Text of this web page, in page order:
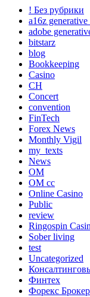
! Без рубрики
a16z generative
adobe
bitstarz
blog
Bookkeeping
Casino
CH
Concert
convention
FinTech
Forex News
Monthly Vigil
my_texts
News
OM
OM cc
Online Casino
Public
review
Ringospin
Sober living
test
Uncategorized
Финтех
Форекс